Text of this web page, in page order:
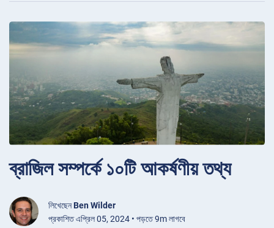
ব্রাজিল সম্পর্কে ১০টি আকর্ষণীয় তথ্য
লিখেছেনBen Wilder
প্রকাশিত এপ্রিল 05, 2024 • পড়তে 9m লাগবে